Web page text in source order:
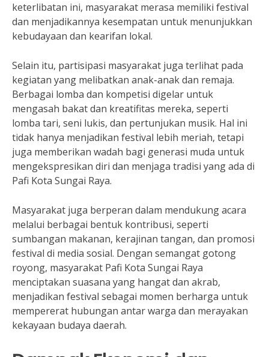
keterlibatan ini, masyarakat merasa memiliki festival
dan menjadikannya kesempatan untuk menunjukkan
kebudayaan dan kearifan lokal.
Selain itu, partisipasi masyarakat juga terlihat pada
kegiatan yang melibatkan anak-anak dan remaja.
Berbagai lomba dan kompetisi digelar untuk
mengasah bakat dan kreatifitas mereka, seperti
lomba tari, seni lukis, dan pertunjukan musik. Hal ini
tidak hanya menjadikan festival lebih meriah, tetapi
juga memberikan wadah bagi generasi muda untuk
mengekspresikan diri dan menjaga tradisi yang ada di
Pafi Kota Sungai Raya.
Masyarakat juga berperan dalam mendukung acara
melalui berbagai bentuk kontribusi, seperti
sumbangan makanan, kerajinan tangan, dan promosi
festival di media sosial. Dengan semangat gotong
royong, masyarakat Pafi Kota Sungai Raya
menciptakan suasana yang hangat dan akrab,
menjadikan festival sebagai momen berharga untuk
mempererat hubungan antar warga dan merayakan
kekayaan budaya daerah.